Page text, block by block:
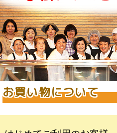
お買い物について